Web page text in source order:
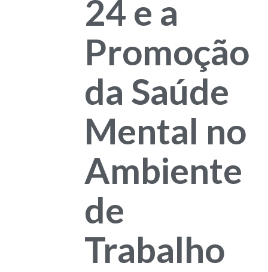
24 e a
Promoção
da Saúde
Mental no
Ambiente
de
Trabalho